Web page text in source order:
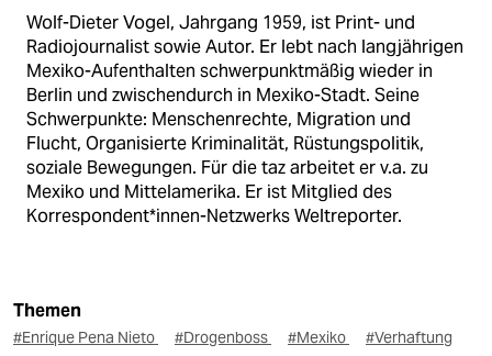
Wolf-Dieter Vogel, Jahrgang 1959, ist Print- und
Radiojournalist sowie Autor. Er lebt nach langjährigen
Mexiko-Aufenthalten schwerpunktmäßig wieder in
Berlin und zwischendurch in Mexiko-Stadt. Seine
Schwerpunkte: Menschenrechte, Migration und
Flucht, Organisierte Kriminalität, Rüstungspolitik,
soziale Bewegungen. Für die taz arbeitet er v.a. zu
Mexiko und Mittelamerika. Er ist Mitglied des
Korrespondent*innen-Netzwerks Weltreporter.
Themen
#Enrique Pena Nieto #Drogenboss #Mexiko
#Verhaftung